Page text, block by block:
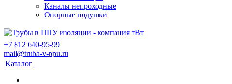
Каналы непроходные
Опорные подушки
+7 812 640-95-99
mail@truba-v-ppu.ru
Каталог